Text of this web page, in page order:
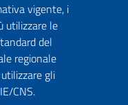
vigente, i
utilizzare le
del
regionale
gli
CNS.